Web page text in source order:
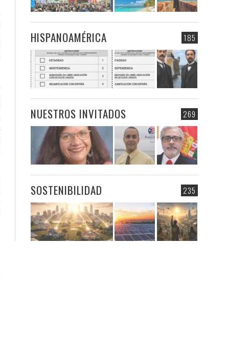
185
HISPANOAMÉRICA
269
NUESTROS INVITADOS
235
SOSTENIBILIDAD